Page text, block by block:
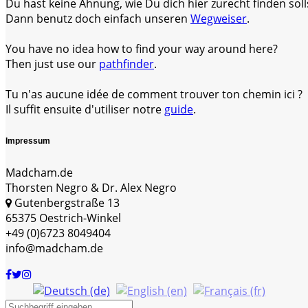
Du hast keine Ahnung, wie Du dich hier zurecht finden
Dann benutz doch einfach unseren Wegweiser.
You have no idea how to find your way around here?
Then just use our pathfinder.
Tu n'as aucune idée de comment trouver ton chemin ici ?
Il suffit ensuite d'utiliser notre guide.
Impressum
Madcham.de
Thorsten Negro & Dr. Alex Negro
Gutenbergstraße 13
65375 Oestrich-Winkel
+49 (0)6723 8049404
info@madcham.de